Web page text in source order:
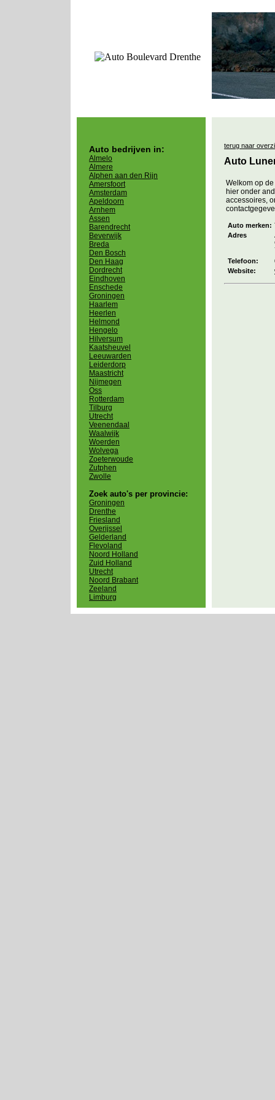
Auto bedrijven in:
Almelo
Almere
Alphen aan den Rijn
Amersfoort
Amsterdam
Apeldoorn
Arnhem
Assen
Barendrecht
Beverwijk
Breda
Den Bosch
Den Haag
Dordrecht
Eindhoven
Enschede
Groningen
Haarlem
Heerlen
Helmond
Hengelo
Hilversum
Kaatsheuvel
Leeuwarden
Leiderdorp
Maastricht
Nijmegen
Oss
Rotterdam
Tilburg
Utrecht
Veenendaal
Waalwijk
Woerden
Wolvega
Zoeterwoude
Zutphen
Zwolle
Zoek auto's per provincie:
Groningen
Drenthe
Friesland
Overijssel
Gelderland
Flevoland
Noord Holland
Zuid Holland
Utrecht
Noord Brabant
Zeeland
Limburg
terug naar
Auto
Welkom op
hier onder
accessoires,
Auto merken:
Adres
Telefoon:
Website: